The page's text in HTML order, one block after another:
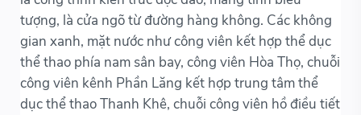
tượng, là cửa ngõ từ đường hàng không. Các không
gian xanh, mặt nước như công viên kết hợp thể dục
thể thao phía nam sân bay, công viên Hòa Thọ, chuỗi
công viên kênh Phần Lăng kết hợp trung tâm thể
dục thể thao Thanh Khê, chuỗi công viên hồ điều tiết